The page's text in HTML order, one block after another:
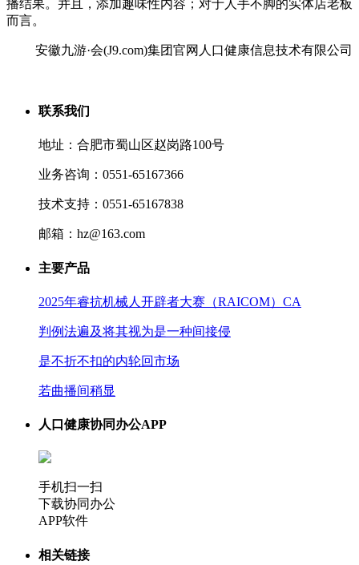
播结果。并且，添加趣味性内容；对于人手不脚的实体店老板
而言。
安徽九游·会(J9.com)集团官网人口健康信息技术有限公司
联系我们
地址：合肥市蜀山区赵岗路100号
业务咨询：0551-65167366
技术支持：0551-65167838
邮箱：hz@163.com
主要产品
2025年睿抗机械人开辟者大赛（RAICOM）CA
判例法遍及将其视为是一种间接侵
是不折不扣的内轮回市场
若曲播间稍显
人口健康协同办公APP
手机扫一扫
下载协同办公
APP软件
相关链接